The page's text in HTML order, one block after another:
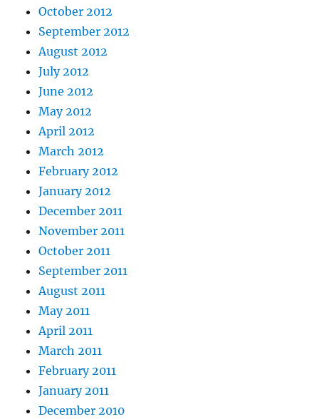
October 2012
September 2012
August 2012
July 2012
June 2012
May 2012
April 2012
March 2012
February 2012
January 2012
December 2011
November 2011
October 2011
September 2011
August 2011
May 2011
April 2011
March 2011
February 2011
January 2011
December 2010